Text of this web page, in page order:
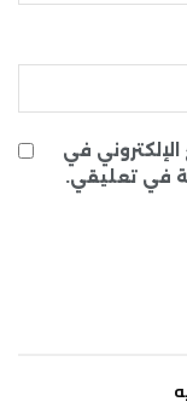
في
في تعليقي.